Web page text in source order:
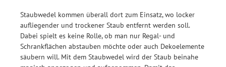
Staubwedel kommen überall dort zum Einsatz, wo locker
aufliegender und trockener Staub entfernt werden soll.
Dabei spielt es keine Rolle, ob man nur Regal- und
Schrankflächen abstauben möchte oder auch Dekoelemente
säubern will. Mit dem Staubwedel wird der Staub beinahe